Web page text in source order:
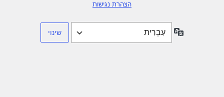
הצהרת נגישות
שפה